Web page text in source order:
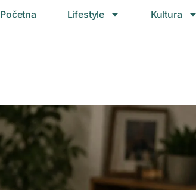
Početna Lifestyle Kultura